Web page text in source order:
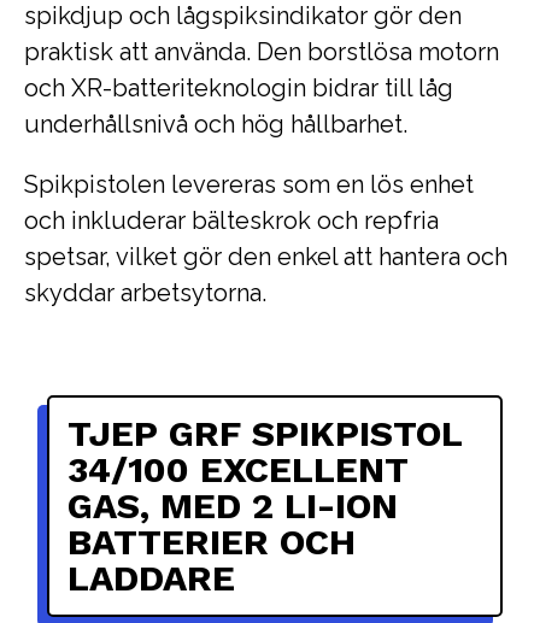
spikdjup och lågspiksindikator gör den
praktisk att använda. Den borstlösa motorn
och XR-batteriteknologin bidrar till låg
underhållsnivå och hög hållbarhet.
Spikpistolen levereras som en lös enhet
och inkluderar bälteskrok och repfria
spetsar, vilket gör den enkel att hantera och
skyddar arbetsytorna.
TJEP GRF SPIKPISTOL
34/100 EXCELLENT
GAS, MED 2 LI-ION
BATTERIER OCH
LADDARE